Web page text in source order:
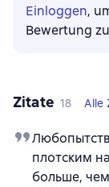
Einloggen,
Bewertung
Zitate 18 Alle
плотским
больше,